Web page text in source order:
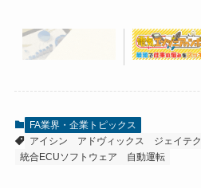
FA業界・企業トピックス
アイシン
アドヴィックス ジェイテ
統合ECUソフトウェア
自動運転